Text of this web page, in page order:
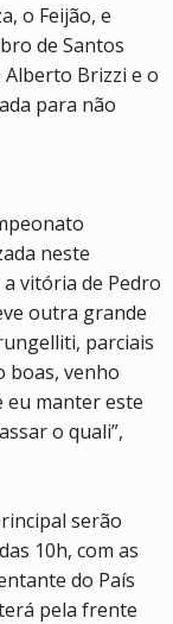
o Feijão, e
de Santos
Brizzi e o
para não
neste
vitória de Pedro
outra grande
parciais
boas, venho
eu manter este
o quali”,
serão
10h, com as
do País
pela frente